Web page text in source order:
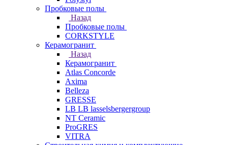
Пробковые полы
Назад
Пробковые полы
CORKSTYLE
Керамогранит
Назад
Керамогранит
Atlas Concorde
Axima
Belleza
GRESSE
LB LB lasselsbergergroup
NT Ceramic
ProGRES
VITRA